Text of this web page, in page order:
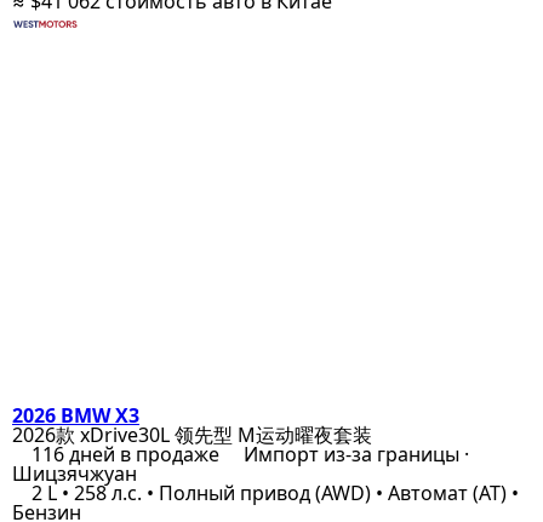
2026 BMW X3
2026款 xDrive30L 领先型 M运动曜夜套装
116 дней в продаже Импорт из-за границы ·
Шицзячжуан
2 L • 258 л.с. • Полный привод (AWD) • Автомат (AT) •
Бензин